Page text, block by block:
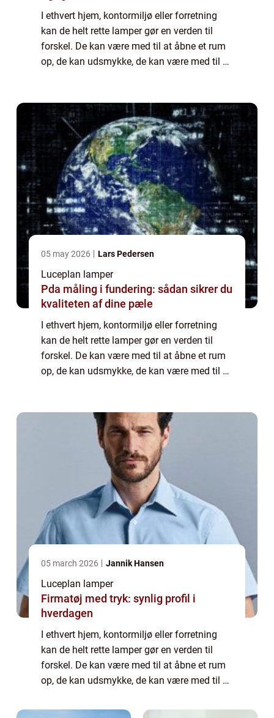
I ethvert hjem, kontormiljø eller forretning
kan de helt rette lamper gør en verden til
forskel. De kan være med til at åbne et rum
op, de kan udsmykke, de kan være med til at
05 may 2026 Lars Pedersen
Luceplan lamper
Pda måling i fundering: sådan sikrer du
kvaliteten af dine pæle
I ethvert hjem, kontormiljø eller forretning
kan de helt rette lamper gør en verden til
forskel. De kan være med til at åbne et rum
op, de kan udsmykke, de kan være med til at
05 march 2026 Jannik Hansen
Luceplan lamper
Firmatøj med tryk: synlig profil i
hverdagen
I ethvert hjem, kontormiljø eller forretning
kan de helt rette lamper gør en verden til
forskel. De kan være med til at åbne et rum
op, de kan udsmykke, de kan være med til at
g&osla...